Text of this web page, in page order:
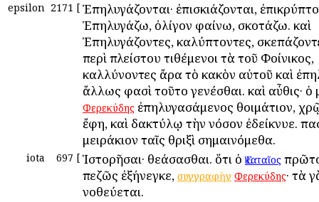
epsilon 2171 [ Ἐπηλυγάζονται· ἐπισκιάζονται,
Ἐπηλυγάζω, ὀλίγον φαίνω, σκοτάζω. καὶ
Ἐπηλυγάζοντες, καλύπτοντες,
περὶ πλείστου τιθέμενοι τὰ τοῦ Φοίνικος,
καλλύνοντες ἄρα τὸ κακὸν αὐτοῦ καὶ
ἄλλως φασὶ τοῦτο γενέσθαι. καὶ αὖθις· ὁ
Φερεκύδης ἐπηλυγασάμενος θοιμάτιον,
ἔφη, καὶ δακτύλῳ τὴν νόσον ἐδείκνυε.
μειράκιον ταῖς θριξὶ σημαινόμεθα.
iota 697 [ Ἱστορῆσαι· θεάσασθαι. ὅτι ὁ Ἑκαταῖος
πεζῶς ἐξήνεγκε, συγγραφὴν Φερεκύδης· τὰ
νοθεύεται.